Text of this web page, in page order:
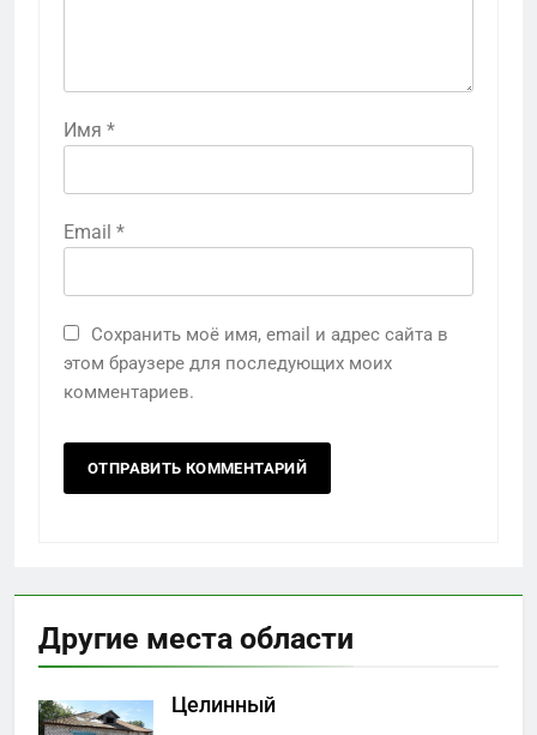
Имя *
Email *
Сохранить моё имя, email и адрес сайта в
этом браузере для последующих моих
комментариев.
Другие места области
Целинный